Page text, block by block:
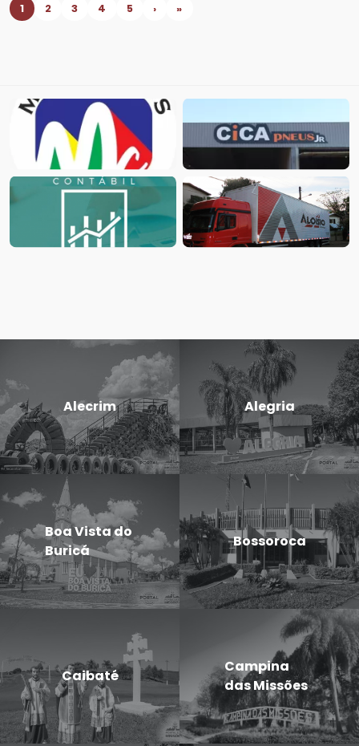
1 2 3 4 5 › »
Alecrim Alegria
Boa Vista do
Buricá
Bossoroca
Caibaté
Campina
das Missões